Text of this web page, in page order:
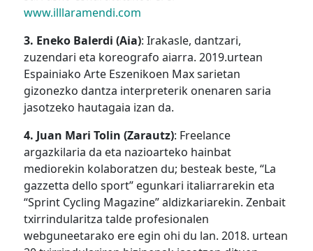
www.illlaramendi.com
3. Eneko Balerdi (Aia): Irakasle, dantzari,
zuzendari eta koreografo aiarra. 2019.urtean
Espainiako Arte Eszenikoen Max sarietan
gizonezko dantza interpreterik onenaren saria
jasotzeko hautagaia izan da.
4. Juan Mari Tolin (Zarautz): Freelance
argazkilaria da eta nazioarteko hainbat
mediorekin kolaboratzen du; besteak beste, “La
gazzetta dello sport” egunkari italiarrarekin eta
“Sprint Cycling Magazine” aldizkariarekin. Zenbait
txirrindularitza talde profesionalen
webguneetarako ere egin ohi du lan. 2018. urtean